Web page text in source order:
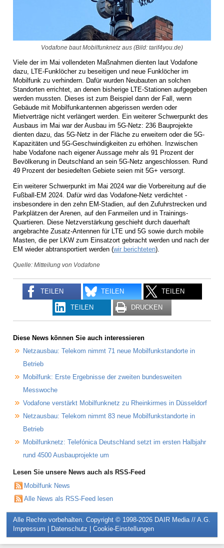
Vodafone baut Mobilfunknetz aus (Bild: tarif4you.de)
Viele der im Mai vollendeten Maßnahmen dienten laut Vodafone
dazu, LTE-Funklöcher zu beseitigen und neue Funklöcher im
Mobilfunk zu verhindern. Dafür wurden Neubauten an solchen
Standorten errichtet, an denen bisherige LTE-Stationen aufgegeben
werden mussten. Dieses ist zum Beispiel dann der Fall, wenn
Gebäude mit Mobilfunkantennen abgerissen werden oder
Mietverträge nicht verlängert werden. Ein weiterer Schwerpunkt des
Ausbaus im Mai war der Ausbau im 5G-Netz: 236 Bauprojekte
dienten dazu, das 5G-Netz in der Fläche zu erweitern oder die 5G-
Kapazitäten und 5G-Geschwindigkeiten zu erhöhen. Inzwischen
habe Vodafone nach eigener Aussage mehr als 91 Prozent der
Bevölkerung in Deutschland an sein 5G-Netz angeschlossen. Rund
49 Prozent der besiedelten Gebiete seien mit 5G+ versorgt.
Ein weiterer Schwerpunkt im Mai 2024 war die Vorbereitung auf die
Fußball-EM 2024. Dafür wird das Vodafone-Netz verdichtet -
insbesondere in den zehn EM-Stadien, auf den Zufuhrstrecken und
Parkplätzen der Arenen, auf den Fanmeilen und in Trainings-
Quartieren. Diese Netzverstärkung geschieht durch dauerhaft
angebrachte Zusatz-Antennen für LTE und 5G sowie durch mobile
Masten, die per LKW zum Einsatzort gebracht werden und nach der
EM wieder abtransportiert werden (wir berichteten).
Quelle: Mitteilung von Vodafone
TEILEN TEILEN TEILEN
TEILEN DRUCKEN
Diese News können Sie auch interessieren
Netzausbau: Telekom nimmt 71 neue Mobilfunkstandorte in
Betrieb
Mobilfunk: Erste Ergebnisse der zweiten bundesweiten
Messwoche
Vodafone verstärkt Mobilfunknetz zu Rheinkirmes in Düsseldorf
Netzausbau: Telekom nimmt 83 neue Mobilfunkstandorte in
Betrieb
Mobilfunknetz: Telefónica Deutschland setzt im ersten Halbjahr
rund 4500 Ausbauprojekte um
Lesen Sie unsere News auch als RSS-Feed
Mobilfunk News
Alle News als RSS-Feed lesen
Alle Rechte vorbehalten. Copyright © 1998-2026 DAIR Media // A.G.
Impressum
Datenschutz Cookie-Einstellungen